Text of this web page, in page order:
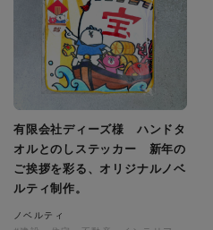
有限会社ディーズ様 ハンドタ
オルとのしステッカー 新年の
ご挨拶を彩る、オリジナルノベ
ルティ制作。
ノベルティ